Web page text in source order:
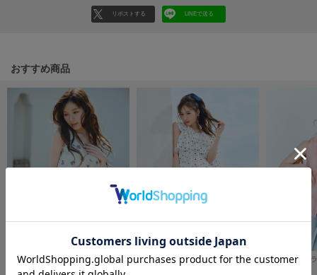
gelato pique
ジェラート ピケ
GELATO PIQUE CAT&DOG
ジェラート ピケ キャットアンドドッグ
リポストする LINEで送る
おすすめ商品
SOLD OUT
【洗える】割繊ティアードラッフルブラウス